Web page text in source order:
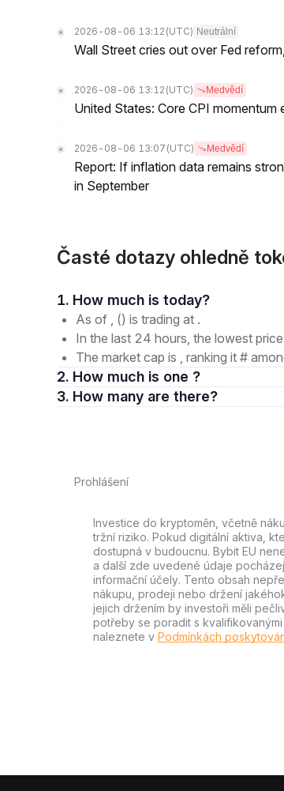
2026-08-06 13:12 (UTC) Neutrální
Wall Street cries out over Fed
2026-08-06 13:12 (UTC) Medvědí
United States: Core CPI
2026-08-06 13:07 (UTC) Medvědí
Report: If inflation data remains
in September
Časté dotazy ohledně
1. How much is today?
As of , () is trading at .
In the last 24 hours, the lowest
The market cap is , ranking it #
2. How much is one ?
3. How many are there?
Prohlášení
Investice do kryptoměn, včetně
tržní riziko. Pokud digitální aktiva,
dostupná v budoucnu. Bybit EU
a další zde uvedené údaje
informační účely. Tento obsah
nákupu, prodeji nebo držení
jejich držením by investoři měli
potřeby se poradit s
naleznete v Podmínkách